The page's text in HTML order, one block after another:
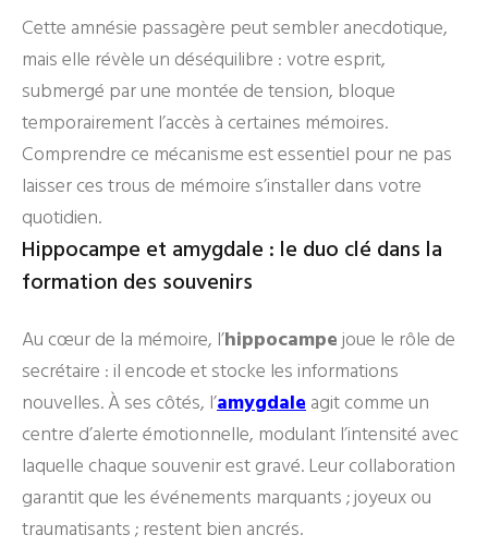
Cette amnésie passagère peut sembler anecdotique,
mais elle révèle un déséquilibre : votre esprit,
submergé par une montée de tension, bloque
temporairement l’accès à certaines mémoires.
Comprendre ce mécanisme est essentiel pour ne pas
laisser ces trous de mémoire s’installer dans votre
quotidien.
Hippocampe et amygdale : le duo clé dans la
formation des souvenirs
Au cœur de la mémoire, l’hippocampejoue le rôle de
secrétaire : il encode et stocke les informations
nouvelles. À ses côtés, l’amygdaleagit comme un
centre d’alerte émotionnelle, modulant l’intensité avec
laquelle chaque souvenir est gravé. Leur collaboration
garantit que les événements marquants ; joyeux ou
traumatisants ; restent bien ancrés.